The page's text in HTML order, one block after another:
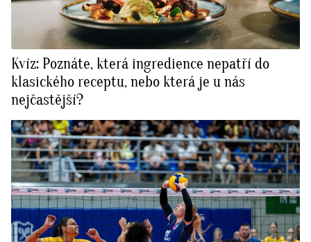
Kvíz: Poznáte, která ingredience nepatří do
klasického receptu, nebo která je u nás
nejčastější?